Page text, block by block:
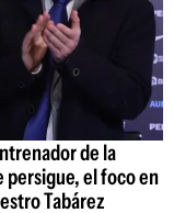
de la
persigue, el foco en
Tabárez